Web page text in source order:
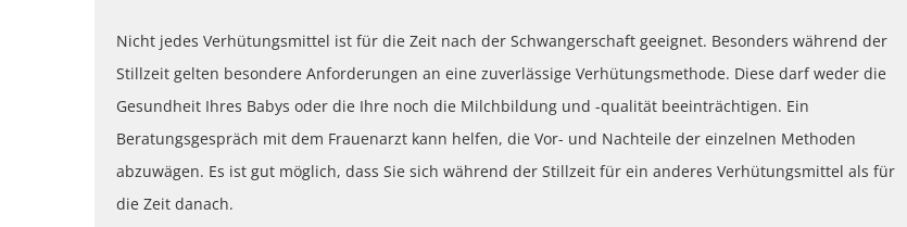
Nicht jedes Verhütungsmittel ist für die Zeit nach der Schwangerschaft geeignet. Besonders während der
Stillzeit gelten besondere Anforderungen an eine zuverlässige Verhütungsmethode. Diese darf weder die
Gesundheit Ihres Babys oder die Ihre noch die Milchbildung und -qualität beeinträchtigen. Ein
Beratungsgespräch mit dem Frauenarzt kann helfen, die Vor- und Nachteile der einzelnen Methoden
abzuwägen. Es ist gut möglich, dass Sie sich während der Stillzeit für ein anderes Verhütungsmittel als für
die Zeit danach.